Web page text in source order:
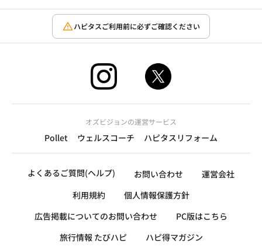
ハピタスご利用前に必ずご確認ください
オズビジョンの運営サービス
Pollet ウェルスコーチ ハピタスリフォーム
よくあるご質問(ヘルプ) お問い合わせ
運営会社
利用規約
個人情報保護方針
広告掲載についてのお問い合わせ
PC版はこちら
旅行情報 たびハピ
ハピ得マガジン